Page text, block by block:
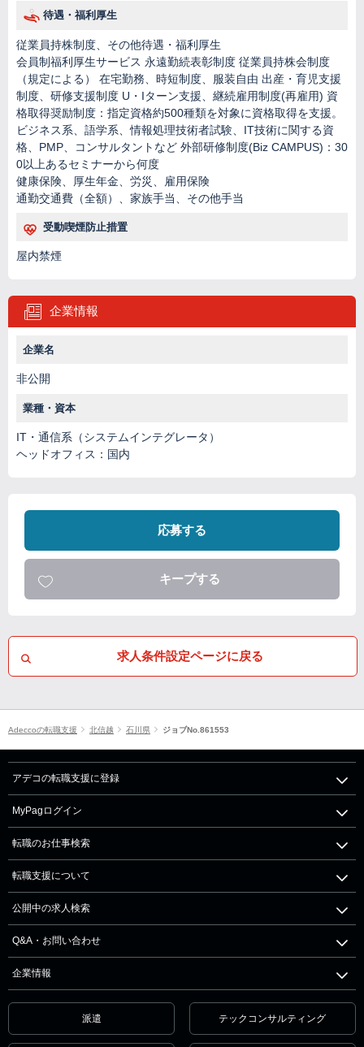
待遇・福利厚生
従業員持株制度、その他待遇・福利厚生
会員制福利厚生サービス 永遠勤続表彰制度 従業員持株会制度
（規定による） 在宅勤務、時短制度、服装自由 出産・育児支援
制度、研修支援制度 U・Iターン支援、継続雇用制度(再雇用) 資
格取得奨励制度：指定資格約500種類を対象に資格取得を支援。
ビジネス系、語学系、情報処理技術者試験、IT技術に関する資
格、PMP、コンサルタントなど 外部研修制度(Biz CAMPUS)：30
0以上あるセミナーから何度
健康保険、厚生年金、労災、雇用保険
通勤交通費（全額）、家族手当、その他手当
受動喫煙防止措置
屋内禁煙
企業情報
企業名
非公開
業種・資本
IT・通信系（システムインテグレータ）
ヘッドオフィス：国内
応募する
キープする
求人条件設定ページに戻る
Adeccoの転職支援 北信越 石川県 ジョブNo.861553
アデコの転職支援に登録
MyPagログイン
転職のお仕事検索
転職支援について
公開中の求人検索
Q&A・お問い合わせ
企業情報
派遣 テックコンサルティング